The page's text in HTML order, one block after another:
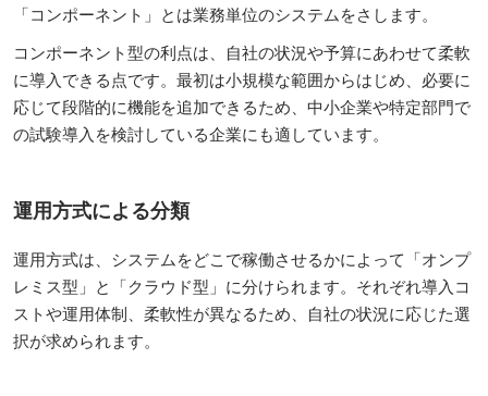
「コンポーネント」とは業務単位のシステムをさします。
コンポーネント型の利点は、自社の状況や予算にあわせて柔軟
に導入できる点です。最初は小規模な範囲からはじめ、必要に
応じて段階的に機能を追加できるため、中小企業や特定部門で
の試験導入を検討している企業にも適しています。
運用方式による分類
運用方式は、システムをどこで稼働させるかによって「オンプ
レミス型」と「クラウド型」に分けられます。それぞれ導入コ
ストや運用体制、柔軟性が異なるため、自社の状況に応じた選
択が求められます。